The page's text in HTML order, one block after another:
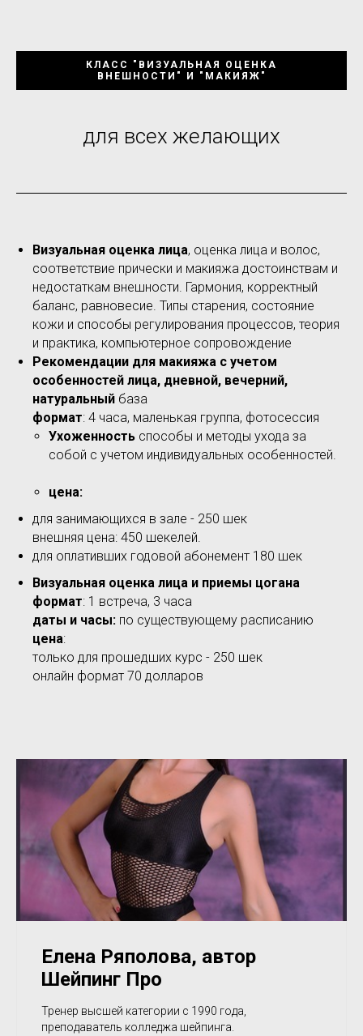
КЛАСС "ВИЗУАЛЬНАЯ ОЦЕНКА
ВНЕШНОСТИ" И "МАКИЯЖ"
для всех желающих
Визуальная оценка лица, оценка лица и волос,
соответствие прически и макияжа достоинствам и
недостаткам внешности. Гармония, корректный
баланс, равновесие. Типы старения, состояние
кожи и способы регулирования процессов, теория
и практика, компьютерное сопровождение
Рекомендации для макияжа с учетом
особенностей лица, дневной, вечерний,
натуральный база
формат: 4 часа, маленькая группа, фотосессия
Ухоженность способы и методы ухода за
собой с учетом индивидуальных особенностей.
цена:
для занимающихся в зале - 250 шек
внешняя цена: 450 шекелей.
для оплативших годовой абонемент 180 шек
Визуальная оценка лица и приемы цогана
формат: 1 встреча, 3 часа
даты и часы: по существующему расписанию
цена:
только для прошедших курс - 250 шек
онлайн формат 70 долларов
Елена Ряполова, автор
Шейпинг Про
Тренер высшей категории с 1990 года,
преподаватель колледжа шейпинга.